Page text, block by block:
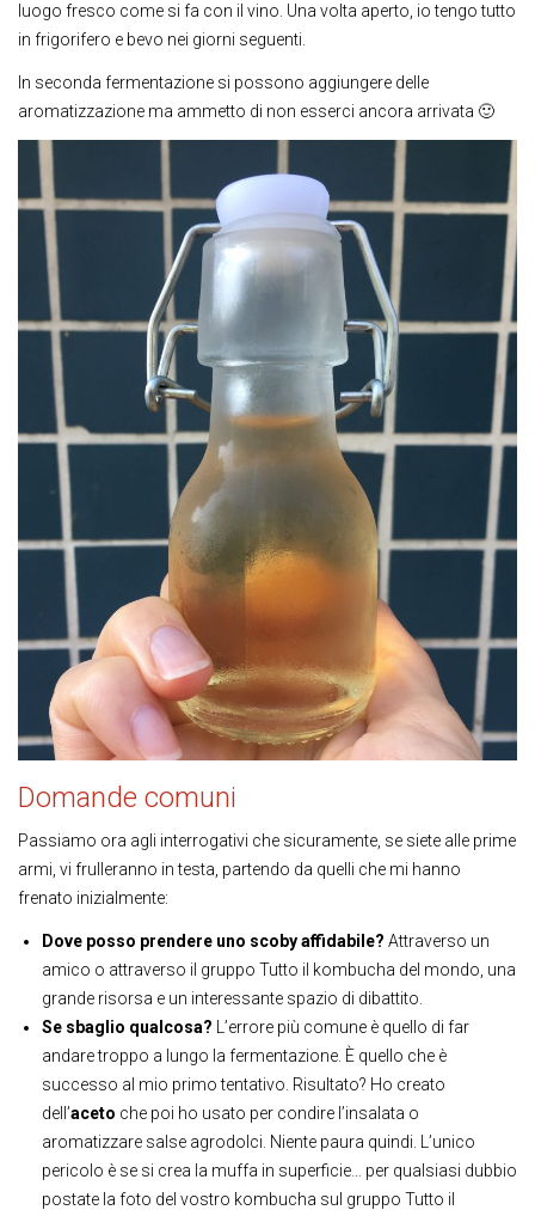
luogo fresco come si fa con il vino. Una volta aperto, io tengo tutto
in frigorifero e bevo nei giorni seguenti.
In seconda fermentazione si possono aggiungere delle
aromatizzazione ma ammetto di non esserci ancora arrivata 🙂
Domande comuni
Passiamo ora agli interrogativi che sicuramente, se siete alle prime
armi, vi frulleranno in testa, partendo da quelli che mi hanno
frenato inizialmente:
Dove posso prendere uno scoby affidabile? Attraverso un
amico o attraverso il gruppo Tutto il kombucha del mondo, una
grande risorsa e un interessante spazio di dibattito.
Se sbaglio qualcosa? L’errore più comune è quello di far
andare troppo a lungo la fermentazione. È quello che è
successo al mio primo tentativo. Risultato? Ho creato
dell’aceto che poi ho usato per condire l’insalata o
aromatizzare salse agrodolci. Niente paura quindi. L’unico
pericolo è se si crea la muffa in superficie… per qualsiasi dubbio
postate la foto del vostro kombucha sul gruppo Tutto il